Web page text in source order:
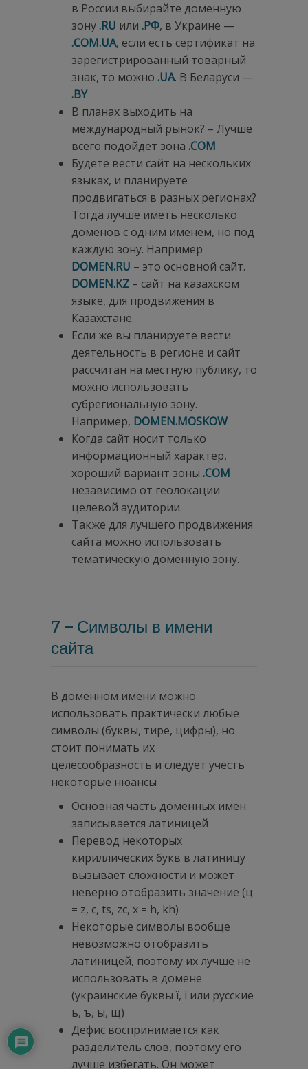
в России выбирайте доменную
зону.RU или .РФ, в Украине —
.COM.UA, если есть сертификат на
зарегистрированный товарный
знак, то можно .UA. В Беларуси —
.BY
В планах выходить на
международный рынок? – Лучше
всего подойдет зона .COM
Будете вести сайт на нескольких
языках, и планируете
продвигаться в разных регионах?
Тогда лучше иметь несколько
доменов с одним именем, но под
каждую зону. Например
DOMEN.RU – это основной сайт.
DOMEN.KZ – сайт на казахском
языке, для продвижения в
Казахстане.
Если же вы планируете вести
деятельность в регионе и сайт
рассчитан на местную публику, то
можно использовать
субрегиональную зону.
Например, DOMEN.MOSKOW
Когда сайт носит только
информационный характер,
хороший вариант зоны .COM
независимо от геолокации
целевой аудитории.
Также для лучшего продвижения
сайта можно использовать
тематическую доменную зону.
7 – Символы в имени
сайта
В доменном имени можно
использовать практически любые
символы (буквы, тире, цифры), но
стоит понимать их
целесообразность и следует учесть
некоторые нюансы
Основная часть доменных имен
записывается латиницей
Перевод некоторых
кириллических букв в латиницу
вызывает сложности и может
неверно отобразить значение (ц
= z, с, ts, zc, x = h, kh)
Некоторые символы вообще
невозможно отобразить
латиницей, поэтому их лучше не
использовать в домене
(украинские буквы ї, і или русские
ь, ъ, ы, щ)
Дефис воспринимается как
разделитель слов, поэтому его
лучше избегать. Он может